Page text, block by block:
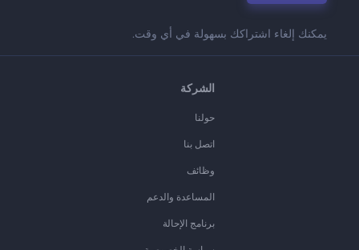
يمكنك إلغاء اشتراكك بسهولة في أي وقت.
الشركة
حولنا
اتصل بنا
وظائف
المساعدة والدعم
برنامج الإحالة